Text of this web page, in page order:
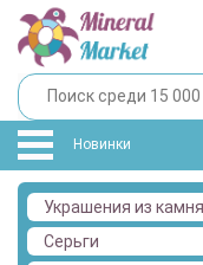
Новинки